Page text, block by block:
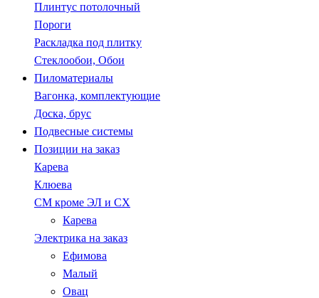
Плинтус потолочный
Пороги
Раскладка под плитку
Стеклообои, Обои
Пиломатериалы
Вагонка, комплектующие
Доска, брус
Подвесные системы
Позиции на заказ
Карева
Клюева
СМ кроме ЭЛ и СХ
Карева
Электрика на заказ
Ефимова
Малый
Овац